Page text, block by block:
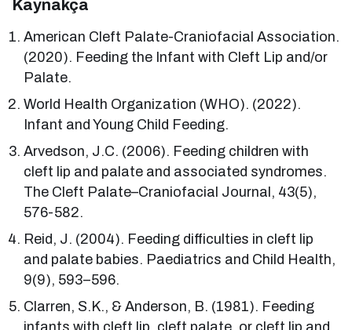
Kaynakça
American Cleft Palate-Craniofacial Association.
(2020). Feeding the Infant with Cleft Lip and/or
Palate.
World Health Organization (WHO). (2022).
Infant and Young Child Feeding.
Arvedson, J.C. (2006). Feeding children with
cleft lip and palate and associated syndromes.
The Cleft Palate–Craniofacial Journal, 43(5),
576-582.
Reid, J. (2004). Feeding difficulties in cleft lip
and palate babies. Paediatrics and Child Health,
9(9), 593–596.
Clarren, S.K., & Anderson, B. (1981). Feeding
infants with cleft lip, cleft palate, or cleft lip and